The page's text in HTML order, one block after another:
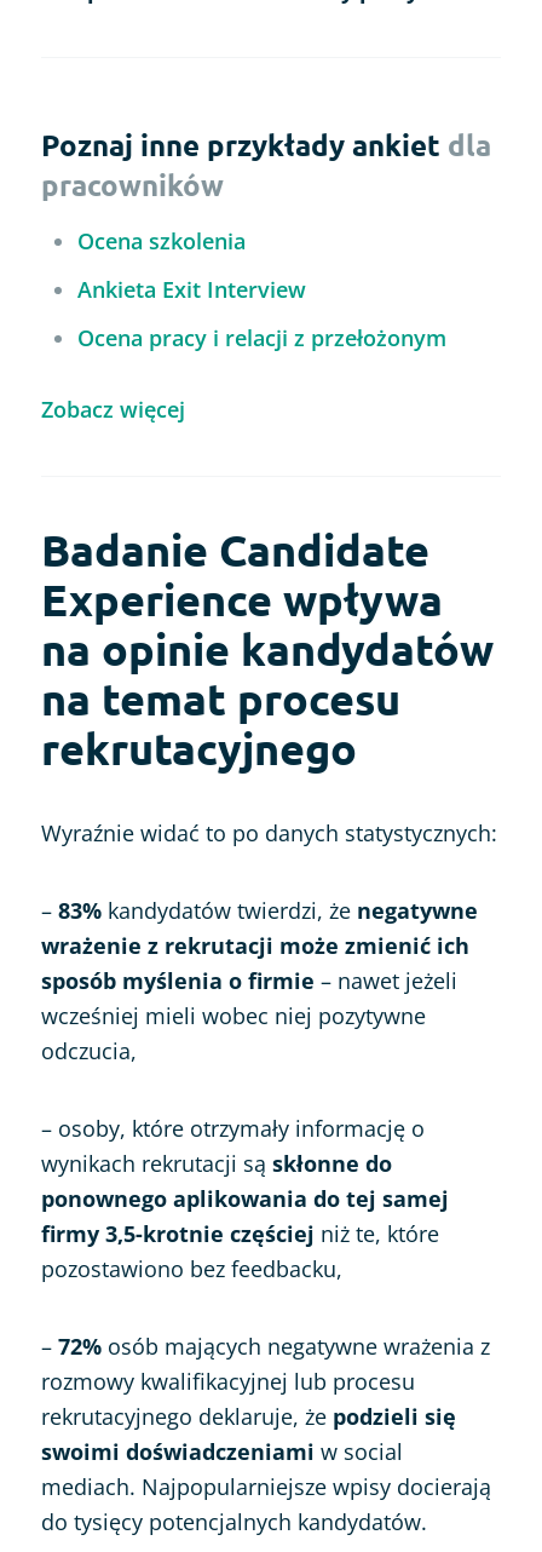
Poznaj inne przykłady ankiet dla
pracowników
Ocena szkolenia
Ankieta Exit Interview
Ocena pracy i relacji z przełożonym
Zobacz więcej
Badanie Candidate
Experience wpływa
na opinie kandydatów
na temat procesu
rekrutacyjnego
Wyraźnie widać to po danych statystycznych:
– 83%kandydatów twierdzi, że negatywne
wrażenie z rekrutacji może zmienić ich
sposób myślenia o firmie – nawet jeżeli
wcześniej mieli wobec niej pozytywne
odczucia,
– osoby, które otrzymały informację o
wynikach rekrutacji są skłonne do
ponownego aplikowania do tej samej
firmy 3,5-krotnie częściej niż te, które
pozostawiono bez feedbacku,
– 72% osób mających negatywne wrażenia z
rozmowy kwalifikacyjnej lub procesu
rekrutacyjnego deklaruje, że podzieli się
swoimi doświadczeniami w social
mediach. Najpopularniejsze wpisy docierają
do tysięcy potencjalnych kandydatów.